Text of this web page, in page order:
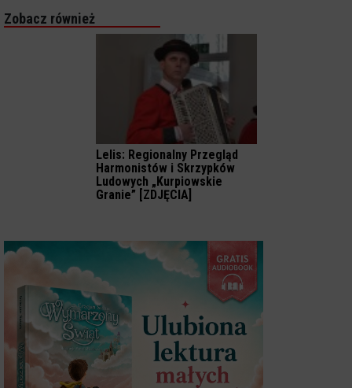
Zobacz również
Lelis: Regionalny Przegląd
Harmonistów i Skrzypków
Ludowych „Kurpiowskie
Granie” [ZDJĘCIA]